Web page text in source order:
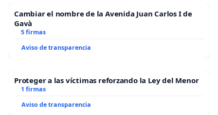
Cambiar el nombre de la Avenida Juan Carlos I de
Gavà
5 firmas
Aviso de transparencia
Proteger a las víctimas reforzando la Ley del Menor
1 firmas
Aviso de transparencia